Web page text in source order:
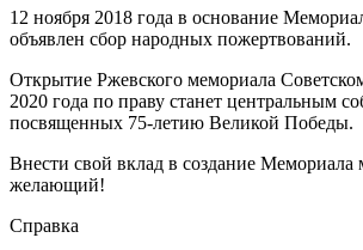
12 ноября 2018 года в основание
объявлен сбор народных пожертвований.
Открытие Ржевского мемориала
2020 года по праву станет центральным
посвященных 75-летию Великой Победы.
Внести свой вклад в создание
желающий!
Справка